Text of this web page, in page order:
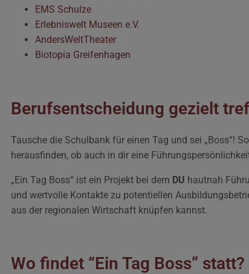
EMS Schulze
Erlebniswelt Museen e.V.
AndersWeltTheater
Biotopia Greifenhagen
Berufsentscheidung gezielt
Tausche die Schulbank für einen Tag und sei „Boss“!
herausfinden, ob auch in dir eine
„Ein Tag Boss“ ist ein Projekt bei dem DU hautnah
und wertvolle Kontakte zu potentiellen
aus der regionalen Wirtschaft knüpfen kannst.
Wo findet “Ein Tag Boss” statt?